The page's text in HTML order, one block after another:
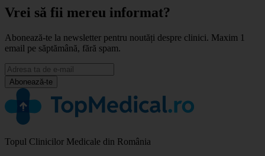
Vrei să fii mereu informat?
Abonează-te la newsletter pentru noutăți despre clinici. Maxim 1
email pe săptămână, fără spam.
Abonează-te
Topul Clinicilor Medicale din România